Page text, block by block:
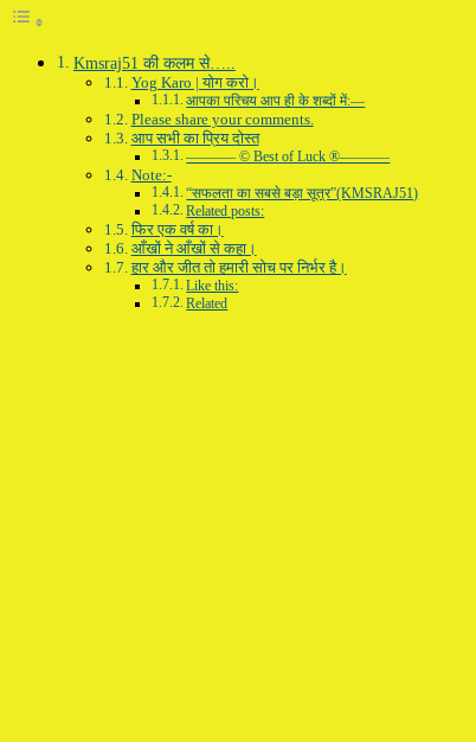
Kmsraj51 की कलम से…..
Yog Karo | योग करो।
आपका परिचय आप ही के शब्दों में:—
Please share your comments.
आप सभी का प्रिय दोस्त
———– © Best of Luck ®———–
Note:-
“सफलता का सबसे बड़ा सूत्र”(KMSRAJ51)
Related posts:
फिर एक वर्ष का।
आँखों ने आँखों से कहा।
हार और जीत तो हमारी सोच पर निर्भर है।
Like this:
Related